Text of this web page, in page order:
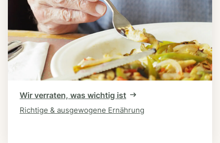
Wir verraten, was wichtig ist
Richtige & ausgewogene Ernährung